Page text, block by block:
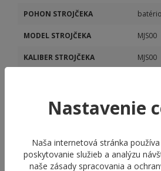
POHON STROJČEKA
MODEL STROJČEKA MJS00
KALIBER STROJČEKA MJS00
STOPKYNastavenie
Naša internetová stránka
poskytovanie služieb a analýzu
naše zásady spracovania a